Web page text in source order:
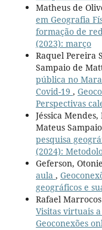
Matheus de
em Geografia
formação de
(2023): março
Raquel Pereira
Sampaio de
pública no
Covid-19 ,
Perspectivas
Jéssica
Mateus
pesquisa
(2024):
Geferson,
aula ,
geográficos e
Rafael
Visitas virtuais
Geoconexões